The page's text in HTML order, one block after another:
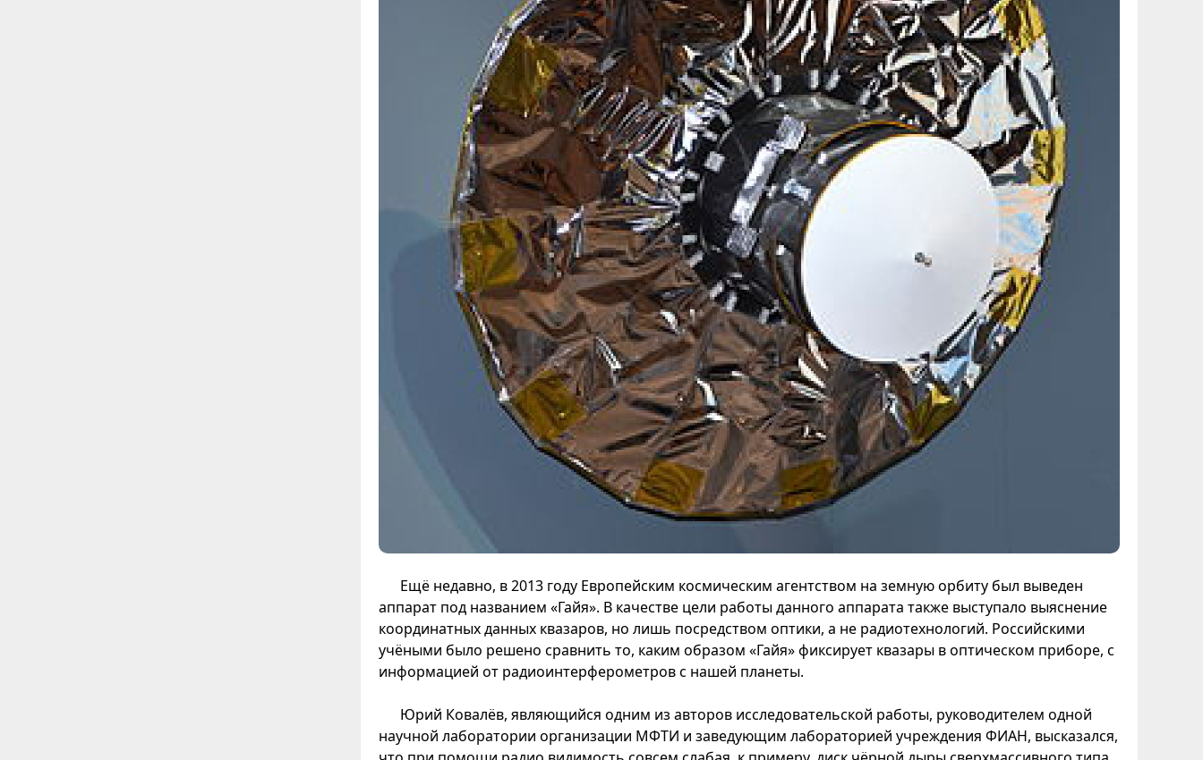
Ещё недавно, в 2013 году Европейским космическим агентством на земную орбиту был выведен
аппарат под названием «Гайя». В качестве цели работы данного аппарата также выступало выяснение
координатных данных квазаров, но лишь посредством оптики, а не радиотехнологий. Российскими
учёными было решено сравнить то, каким образом «Гайя» фиксирует квазары в оптическом приборе, с
информацией от радиоинтерферометров с нашей планеты.
Юрий Ковалёв, являющийся одним из авторов исследовательской работы, руководителем одной
научной лаборатории организации МФТИ и заведующим лабораторией учреждения ФИАН, высказался,